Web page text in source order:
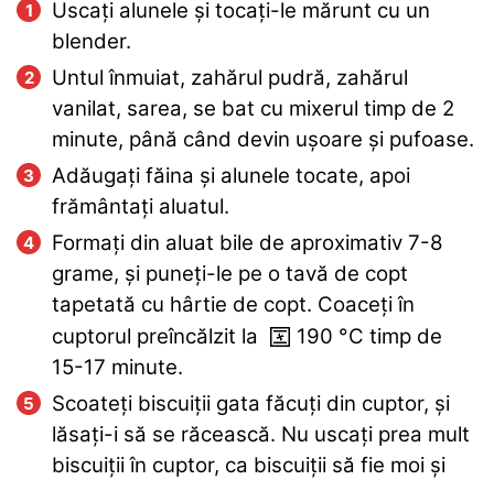
Uscați alunele și tocați-le mărunt cu un
blender.
Untul înmuiat, zahărul pudră, zahărul
vanilat, sarea, se bat cu mixerul timp de 2
minute, până când devin ușoare și pufoase.
Adăugați făina și alunele tocate, apoi
frământați aluatul.
Formați din aluat bile de aproximativ 7-8
grame, și puneți-le pe o tavă de copt
tapetată cu hârtie de copt. Coaceți în
cuptorul preîncălzit la
190 °C timp de
15-17 minute.
Scoateți biscuiții gata făcuți din cuptor, și
lăsați-i să se răcească. Nu uscați prea mult
biscuiții în cuptor, ca biscuiții să fie moi și